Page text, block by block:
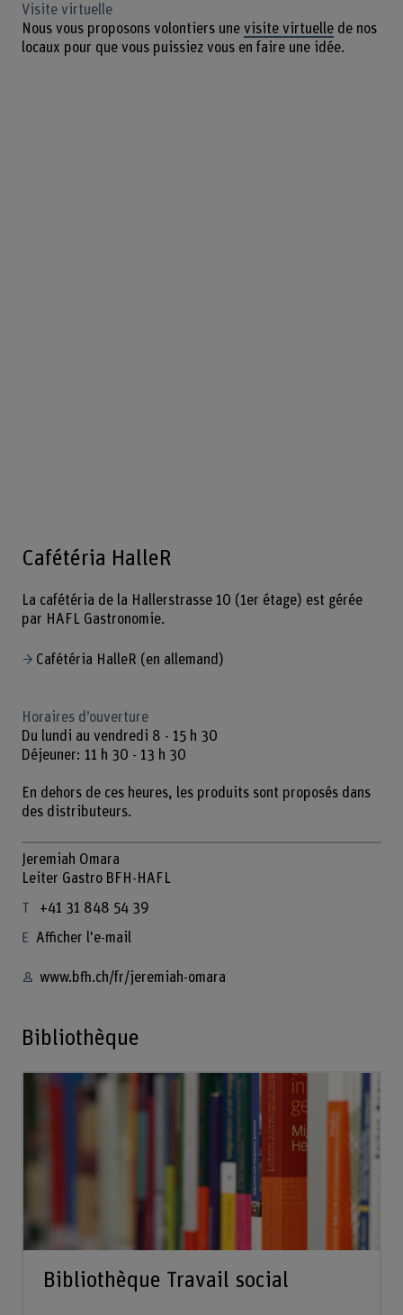
Visite virtuelle
Nous vous proposons volontiers une visite virtuellede nos
locaux pour que vous puissiez vous en faire une idée.
Cafétéria HalleR
La cafétéria de la Hallerstrasse 10 (1er étage) est gérée
par HAFL Gastronomie.
Cafétéria HalleR (en allemand)
Horaires d’ouverture
Du lundi au vendredi 8 - 15 h 30
Déjeuner: 11 h 30 - 13 h 30
En dehors de ces heures, les produits sont proposés dans
des distributeurs.
Jeremiah Omara
Leiter Gastro BFH-HAFL
+41 31 848 54 39
Afficher l'e-mail
www.bfh.ch/fr/jeremiah-omara
Bibliothèque
Bibliothèque Travail social